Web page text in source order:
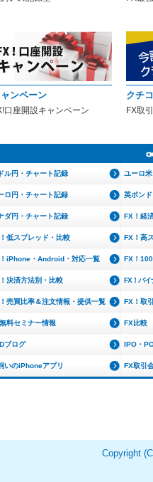
ンペーン
口座開設キャンペーン
クチ
FX取
ル円・チャート記録 ユーロ
ロ円・チャート記録 英ポン
ダ円・チャート記録 FX！経
低スプレッド・比較 FX！高
iPhone・Android・対応一覧 FX！
決済方法別・比較 FX！バイ
売買比率＆注文情報・提供一覧 FX！取
料セミナー情報 FX比較
ブログ IPO・
いのiPhoneアプリ FX取引
Copyright